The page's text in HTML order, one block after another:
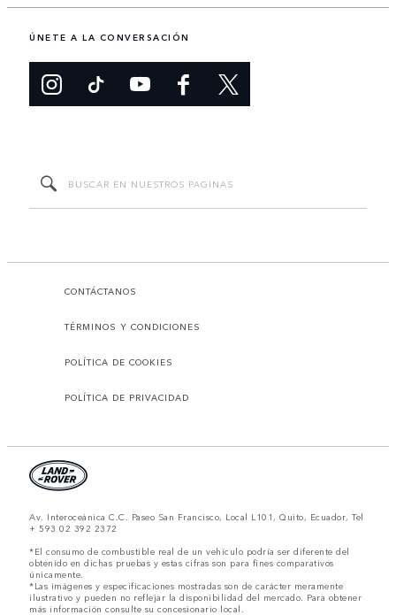
ÚNETE A LA CONVERSACIÓN
CONTÁCTANOS
TÉRMINOS Y CONDICIONES
POLÍTICA DE COOKIES
POLÍTICA DE PRIVACIDAD
Av. Interoceánica C.C. Paseo San Francisco, Local L101, Quito, Ecuador, Tel
+ 593 02 392 2372
*El consumo de combustible real de un vehículo podría ser diferente del
obtenido en dichas pruebas y estas cifras son para fines comparativos
únicamente.
*Las imágenes y especificaciones mostradas son de carácter meramente
ilustrativo y pueden no reflejar la disponibilidad del mercado. Para obtener
más información consulte su concesionario local.